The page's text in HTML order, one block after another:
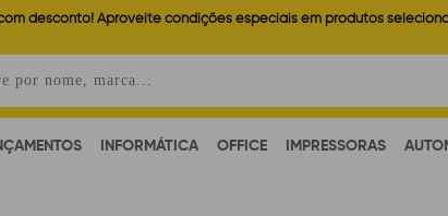
desconto! Aproveite condições especiais em produtos
INFORMÁTICA OFFICE IMPRESSORAS